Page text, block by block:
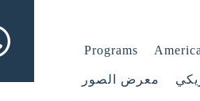
Programs
معرض الصور